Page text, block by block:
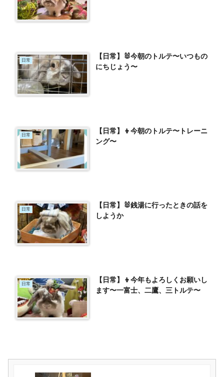
日常
【日常】🐰今朝のトルテ〜いつもの
にちじょう〜
日常
【日常】👦今朝のトルテ〜トレーニ
ング〜
日常
【日常】🐰銭湯に行ったときの話を
しようか
日常
【日常】👦今年もよろしくお願いし
ます〜一富士、二鷹、三トルテ〜